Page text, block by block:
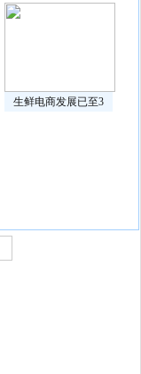
生鲜电商发展已至3